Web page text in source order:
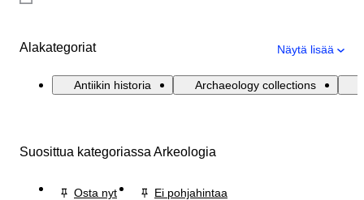
Alakategoriat Näytä lisää
Antiikin historia Archaeology collections
Suosittua kategoriassa Arkeologia
Osta nyt
Ei pohjahintaa